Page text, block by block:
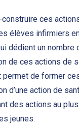
ces
élèves infirmiers
dédient un nombre
de ces actions de
permet de former
d’une action de
des actions au
jeunes.